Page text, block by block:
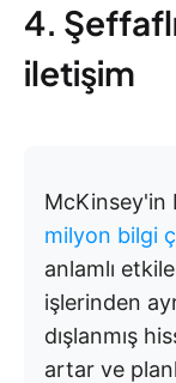
4.
iletişim
McKinsey'in
milyon bilgi
anlamlı
işlerinden
dışlanmış
artar ve